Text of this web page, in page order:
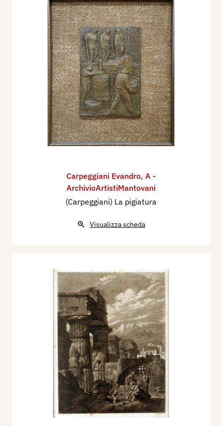
Carpeggiani Evandro, A -
ArchivioArtistiMantovani
(Carpeggiani) La pigiatura
Visualizza scheda